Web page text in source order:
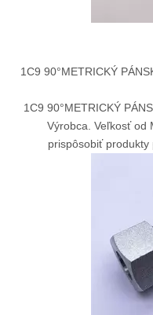
1C9 90°METRICKÝ
1C9 90°METRICKÝ
Výrobca. Veľkosť od
prispôsobiť produkty